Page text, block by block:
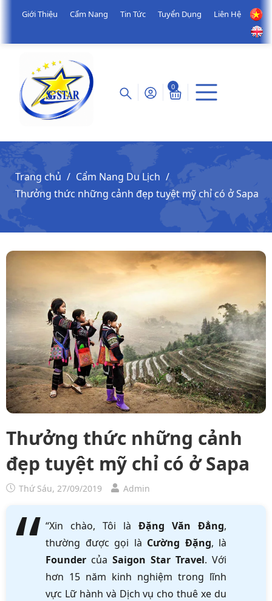
Giới Thiệu Cẩm Nang Tin Tức Tuyển Dụng Liên Hệ
0
Trang chủ
Cẩm Nang Du Lịch
Thưởng thức những cảnh đẹp tuyệt mỹ chỉ có ở Sapa
Thưởng thức những cảnh
đẹp tuyệt mỹ chỉ có ở Sapa
Thứ Sáu, 27/09/2019 Admin
“Xin chào, Tôi là Đặng Văn Đẳng,
thường được gọi là Cường Đặng, là
Founder của Saigon Star Travel. Với
hơn 15 năm kinh nghiệm trong lĩnh
vực Lữ hành và Dịch vụ cho thuê xe du